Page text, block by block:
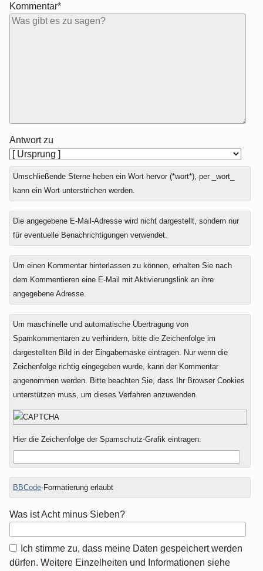
Kommentar*
Antwort zu
Umschließende Sterne heben ein Wort hervor (*wort*), per _wort_
kann ein Wort unterstrichen werden.
Die angegebene E-Mail-Adresse wird nicht dargestellt, sondern nur
für eventuelle Benachrichtigungen verwendet.
Um einen Kommentar hinterlassen zu können, erhalten Sie nach
dem Kommentieren eine E-Mail mit Aktivierungslink an ihre
angegebene Adresse.
Um maschinelle und automatische Übertragung von
Spamkommentaren zu verhindern, bitte die Zeichenfolge im
dargestellten Bild in der Eingabemaske eintragen. Nur wenn die
Zeichenfolge richtig eingegeben wurde, kann der Kommentar
angenommen werden. Bitte beachten Sie, dass Ihr Browser Cookies
unterstützen muss, um dieses Verfahren anzuwenden.
Hier die Zeichenfolge der Spamschutz-Grafik eintragen:
BBCode-Formatierung erlaubt
Was ist Acht minus Sieben?
Ich stimme zu, dass meine Daten gespeichert werden
dürfen. Weitere Einzelheiten und Informationen siehe